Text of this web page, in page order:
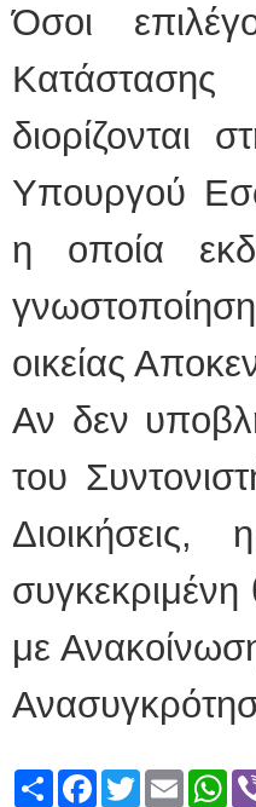
Όσοι
Υπουργού
η οποία
οικείας
Αν δεν
του
συγκεκριμένη
με
ShareFacebook
TwitterEmail